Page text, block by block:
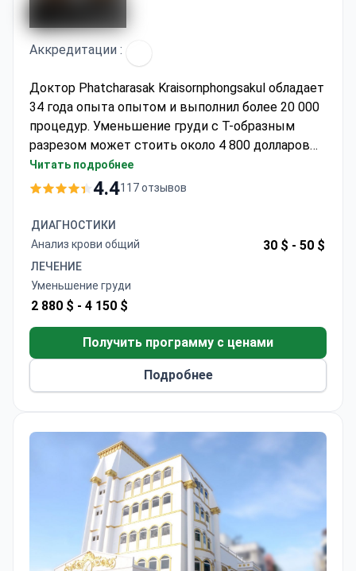
Аккредитации :
Доктор Phatcharasak Kraisornphongsakul обладает
34 года опыта опытом и выполнил более 20 000
процедур. Уменьшение груди с Т-образным
разрезом может стоить около 4 800 долларов
США, что обычно включает операцию,
анестезию, предоперационные тесты, 1 ночь в
аккредитована Королевским колледжем
хирургов Таиланда и имеет 95% успеха при
подтяжках груди. Доктор Phatcharasak
специализируется исключительно на
пластической и грудной хирургии.
Читать подробнее
4.4117 отзывов
ДИАГНОСТИКИ
Анализ крови общий
30 $ - 50 $
ЛЕЧЕНИЕ
Уменьшение груди
2 880 $ - 4 150 $
Получить программу с ценами
Подробнее